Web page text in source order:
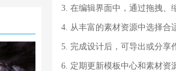
3. 在编辑界面中，通过拖拽、
4. 从丰富的素材资源中选择合
5. 完成设计后，可导出或分享
6. 定期更新模板中心和素材资